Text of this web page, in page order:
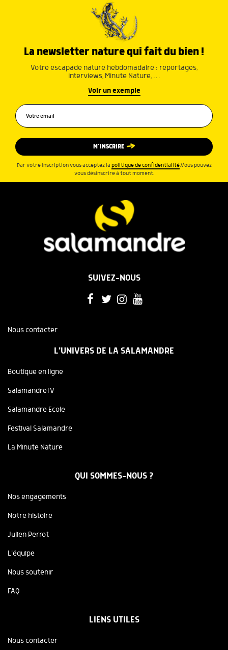
La newsletter nature qui fait du bien !
Votre escapade nature hebdomadaire : reportages,
interviews, Minute Nature, …
Voir un exemple
M’INSCRIRE
Par votre inscription vous acceptez la politique de confidentialité.Vous pouvez
vous désinscrire à tout moment.
SUIVEZ-NOUS
Nous contacter
L'UNIVERS DE LA SALAMANDRE
Boutique en ligne
SalamandreTV
Salamandre Ecole
Festival Salamandre
La Minute Nature
QUI SOMMES-NOUS ?
Nos engagements
Notre histoire
Julien Perrot
L'équipe
Nous soutenir
FAQ
LIENS UTILES
Nous contacter